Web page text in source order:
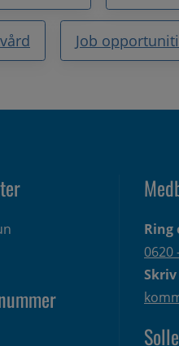
Job
Ring
0620